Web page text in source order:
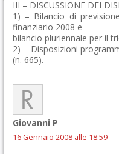
III – DISCUSSIONE DEI
1) – Bilancio di
finanziario 2008 e
bilancio pluriennale per il
2) – Disposizioni
(n. 665).
Giovanni P
16 Gennaio 2008 alle 18:59